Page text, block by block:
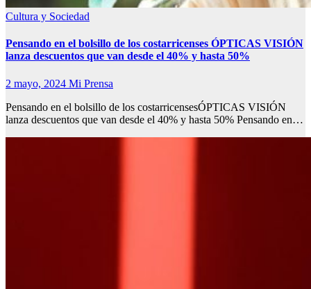
Cultura y Sociedad
Pensando en el bolsillo de los costarricenses ÓPTICAS VISIÓN
lanza descuentos que van desde el 40% y hasta 50%
2 mayo, 2024 Mi Prensa
Pensando en el bolsillo de los costarricensesÓPTICAS VISIÓN
lanza descuentos que van desde el 40% y hasta 50% Pensando en…